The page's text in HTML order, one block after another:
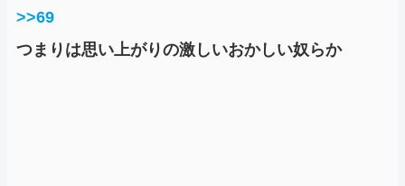
>>69
つまりは思い上がりの激しいおかしい奴らか